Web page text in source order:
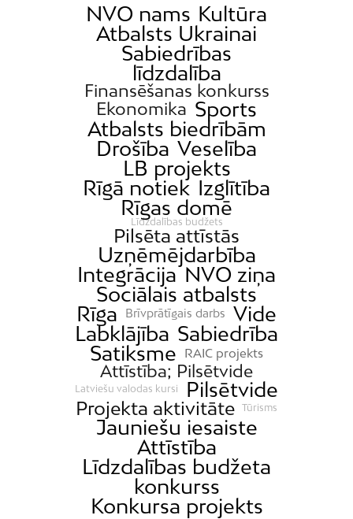
NVO nams Kultūra
Atbalsts Ukrainai
Sabiedrības
līdzdalība
Finansēšanas konkurss
Ekonomika Sports
Atbalsts biedrībām
Drošība Veselība
LB projekts
Rīgā notiek Izglītība
Rīgas domē
Līdzdalības budžets
Pilsēta attīstās
Uzņēmējdarbība
Integrācija NVO ziņa
Sociālais atbalsts
Rīga
Brīvprātīgais darbs
Vide
Labklājība Sabiedrība
Satiksme
RAIC projekts
Attīstība; Pilsētvide
Latviešu valodas kursi Pilsētvide
Projekta aktivitāte Tūrisms
Jauniešu iesaiste
Attīstība
Līdzdalības budžeta
konkurss
Konkursa projekts